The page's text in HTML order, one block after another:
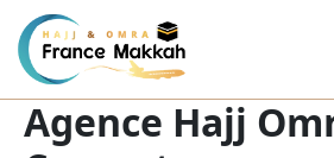
Agence Hajj